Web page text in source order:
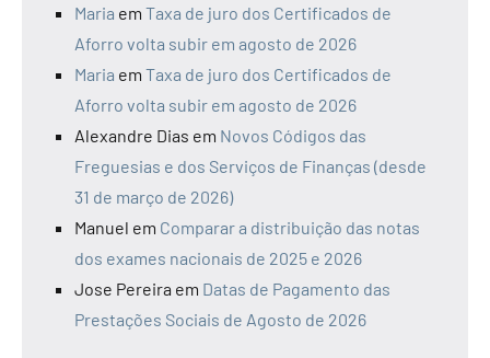
Maria em Taxa de juro dos Certificados de
Aforro volta subir em agosto de 2026
Maria em Taxa de juro dos Certificados de
Aforro volta subir em agosto de 2026
Alexandre Dias em Novos Códigos das
Freguesias e dos Serviços de Finanças (desde
31 de março de 2026)
Manuel em Comparar a distribuição das notas
dos exames nacionais de 2025 e 2026
Jose Pereira em Datas de Pagamento das
Prestações Sociais de Agosto de 2026